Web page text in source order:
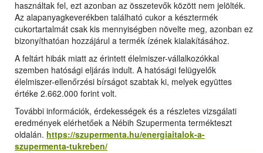
használtak fel, ezt azonban az összetevők között nem jelölték.
Az alapanyagkeverékben található cukor a késztermék
cukortartalmát csak kis mennyiségben növelte meg, azonban ez
bizonyíthatóan hozzájárul a termék ízének kialakításához.
A feltárt hibák miatt az érintett élelmiszer-vállalkozókkal
szemben hatósági eljárás indult. A hatósági felügyelők
élelmiszer-ellenőrzési bírságot szabtak ki, melyek együttes
értéke 2.662.000 forint volt.
További információk, érdekességek és a részletes vizsgálati
eredmények elérhetőek a Nébih Szupermenta termékteszt
oldalán. https://szupermenta.hu/energiaitalok-a-
szupermenta-tukreben/